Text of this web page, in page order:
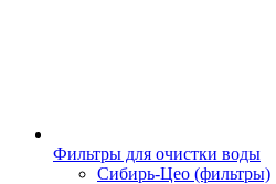
Фильтры для очистки воды
Сибирь-Цео (фильтры)